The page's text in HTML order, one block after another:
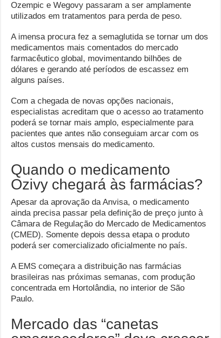
Ozempic e Wegovy passaram a ser amplamente
utilizados em tratamentos para perda de peso.
A imensa procura fez a semaglutida se tornar um dos
medicamentos mais comentados do mercado
farmacêutico global, movimentando bilhões de
dólares e gerando até períodos de escassez em
alguns países.
Com a chegada de novas opções nacionais,
especialistas acreditam que o acesso ao tratamento
poderá se tornar mais amplo, especialmente para
pacientes que antes não conseguiam arcar com os
altos custos mensais do medicamento.
Quando o medicamento
Ozivy chegará às farmácias?
Apesar da aprovação da Anvisa, o medicamento
ainda precisa passar pela definição de preço junto à
Câmara de Regulação do Mercado de Medicamentos
(CMED). Somente depois dessa etapa o produto
poderá ser comercializado oficialmente no país.
A EMS começara a distribuição nas farmácias
brasileiras nas próximas semanas, com produção
concentrada em Hortolândia, no interior de São
Paulo.
Mercado das “canetas